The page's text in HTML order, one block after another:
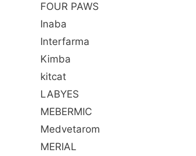
FOUR PAWS
Inaba
Interfarma
Kimba
kitcat
LABYES
MEBERMIC
Medvetarom
MERIAL